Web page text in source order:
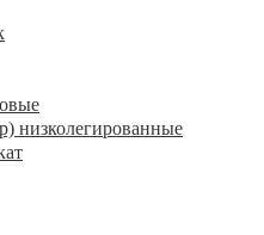
низколегированные